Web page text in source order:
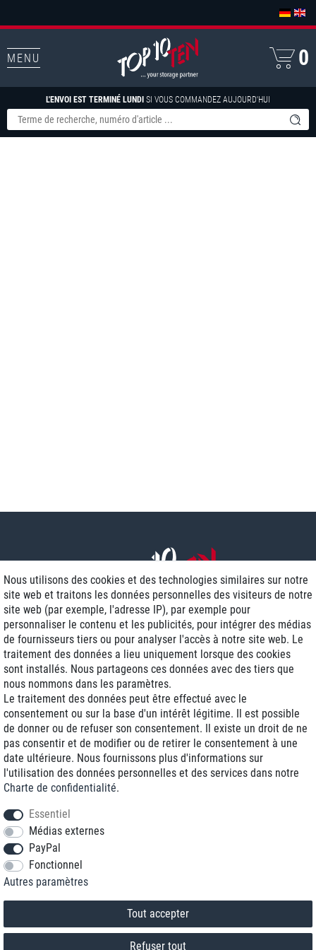
MENU
L'ENVOI EST TERMINÉ LUNDI SI VOUS COMMANDEZ AUJOURD'HUI
0
Livraison J+1
Frais d'expédition réduits
Reconditionnée avec garantie
+33 1 70 99 07 94 *
* Vous pouvez nous joindre aux tarifs locaux du lundi au vendredi de 9h à 18h.
Nous utilisons des cookies et des technologies similaires sur notre
site web et traitons les données personnelles des visiteurs de notre
site web (par exemple, l'adresse IP), par exemple pour
personnaliser le contenu et les publicités, pour intégrer des médias
de fournisseurs tiers ou pour analyser l'accès à notre site web. Le
traitement des données a lieu uniquement lorsque des cookies
sont installés. Nous partageons ces données avec des tiers que
nous nommons dans les paramètres.
Le traitement des données peut être effectué avec le
consentement ou sur la base d'un intérêt légitime. Il est possible
de donner ou de refuser son consentement. Il existe un droit de ne
pas consentir et de modifier ou de retirer le consentement à une
date ultérieure. Nous fournissons plus d'informations sur
l'utilisation des données personnelles et des services dans notre
Charte de confidentialité.
Essentiel
Médias externes
PayPal
Fonctionnel
Autres paramètres
Tout accepter
Refuser tout